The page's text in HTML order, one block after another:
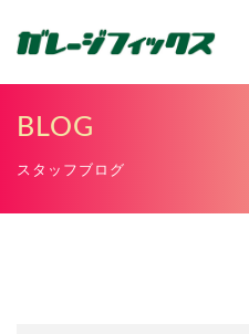
BLOG
スタッフブログ